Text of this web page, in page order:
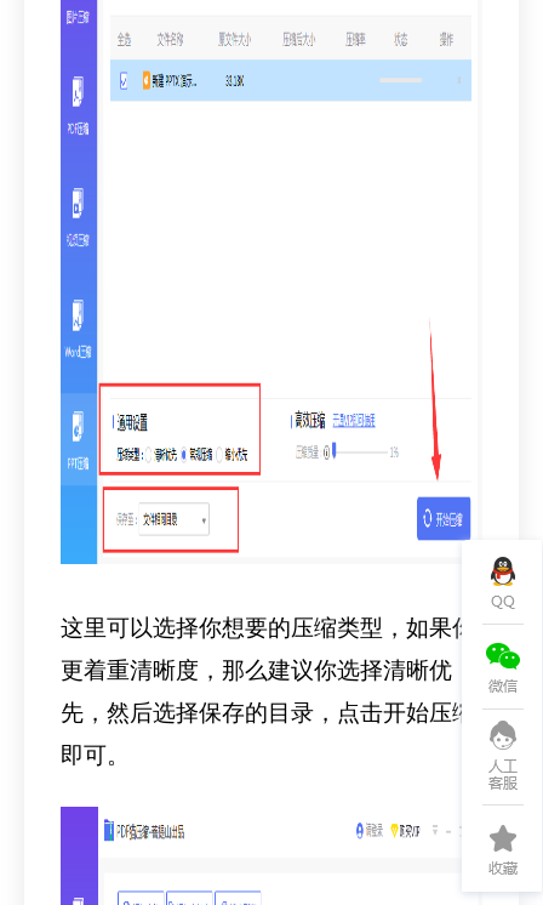
这里可以选择你想要的压缩类型，如果你
更着重清晰度，那么建议你选择清晰优
先，然后选择保存的目录，点击开始压缩
即可。